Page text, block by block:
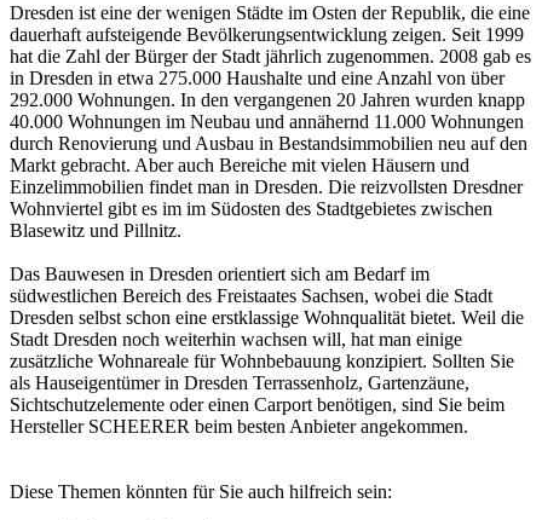
Dresden ist eine der wenigen Städte im Osten der Republik, die eine
dauerhaft aufsteigende Bevölkerungsentwicklung zeigen. Seit 1999
hat die Zahl der Bürger der Stadt jährlich zugenommen. 2008 gab es
in Dresden in etwa 275.000 Haushalte und eine Anzahl von über
292.000 Wohnungen. In den vergangenen 20 Jahren wurden knapp
40.000 Wohnungen im Neubau und annähernd 11.000 Wohnungen
durch Renovierung und Ausbau in Bestandsimmobilien neu auf den
Markt gebracht. Aber auch Bereiche mit vielen Häusern und
Einzelimmobilien findet man in Dresden. Die reizvollsten Dresdner
Wohnviertel gibt es im im Südosten des Stadtgebietes zwischen
Blasewitz und Pillnitz.
Das Bauwesen in Dresden orientiert sich am Bedarf im
südwestlichen Bereich des Freistaates Sachsen, wobei die Stadt
Dresden selbst schon eine erstklassige Wohnqualität bietet. Weil die
Stadt Dresden noch weiterhin wachsen will, hat man einige
zusätzliche Wohnareale für Wohnbebauung konzipiert. Sollten Sie
als Hauseigentümer in Dresden Terrassenholz, Gartenzäune,
Sichtschutzelemente oder einen Carport benötigen, sind Sie beim
Hersteller SCHEERER beim besten Anbieter angekommen.
Diese Themen könnten für Sie auch hilfreich sein: